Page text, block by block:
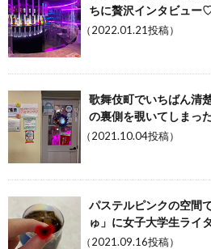
ちに贅沢インタビュー
（2022.01.21投稿）
歌舞伎町でいちばん清
の裏側を覗いてしまっ
（2021.10.04投稿）
パステルピンクの空間
ゅ」に女子大学生ライ
（2021.09.16投稿）